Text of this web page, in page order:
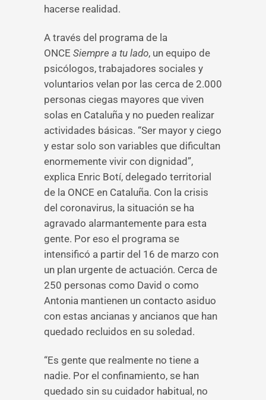
hacerse realidad.
A través del programa de la
ONCE Siempre a tu lado, un equipo de
psicólogos, trabajadores sociales y
voluntarios velan por las cerca de 2.000
personas ciegas mayores que viven
solas en Cataluña y no pueden realizar
actividades básicas. “Ser mayor y ciego
y estar solo son variables que dificultan
enormemente vivir con dignidad”,
explica Enric Botí, delegado territorial
de la ONCE en Cataluña. Con la crisis
del coronavirus, la situación se ha
agravado alarmantemente para esta
gente. Por eso el programa se
intensificó a partir del 16 de marzo con
un plan urgente de actuación. Cerca de
250 personas como David o como
Antonia mantienen un contacto asiduo
con estas ancianas y ancianos que han
quedado recluidos en su soledad.
“Es gente que realmente no tiene a
nadie. Por el confinamiento, se han
quedado sin su cuidador habitual, no